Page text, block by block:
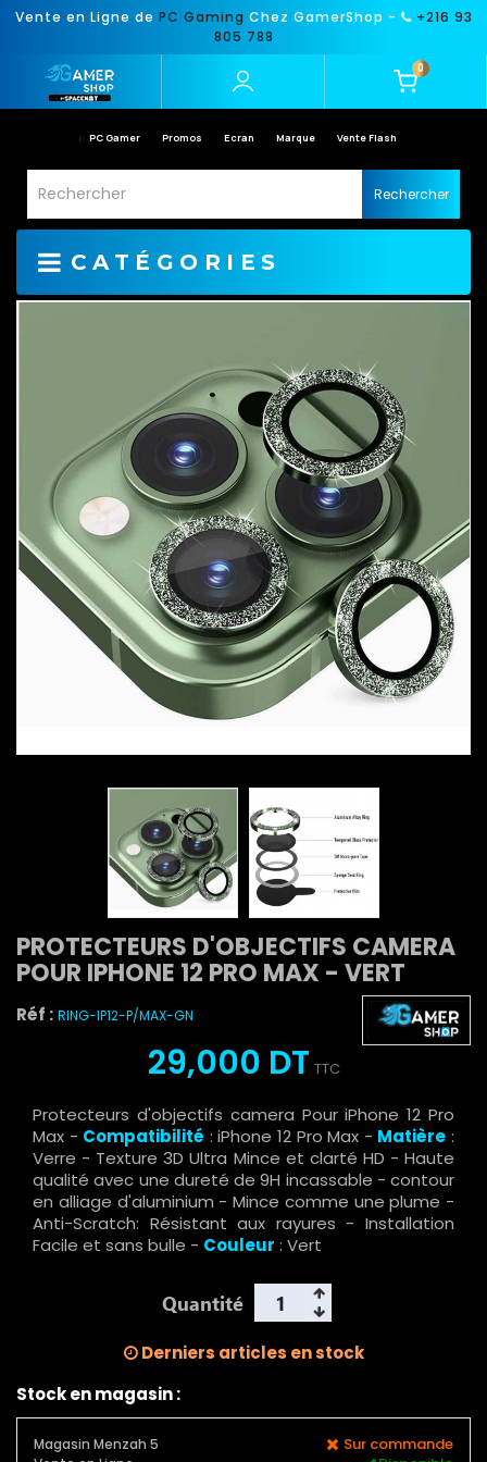
Vente en Ligne de PC Gaming Chez GamerShop -
+216 93
805 788
0
PC Gamer Promos Ecran Marque Vente Flash
Rechercher
CATÉGORIES
PROTECTEURS D'OBJECTIFS CAMERA
POUR IPHONE 12 PRO MAX - VERT
Réf : RING-IP12-P/MAX-GN
29,000 DT TTC
Protecteurs d'objectifs camera Pour iPhone 12 Pro
Max - Compatibilité : iPhone 12 Pro Max - Matière :
Verre - Texture 3D Ultra Mince et clarté HD - Haute
qualité avec une dureté de 9H incassable - contour
en alliage d'aluminium - Mince comme une plume -
Anti-Scratch: Résistant aux rayures - Installation
Facile et sans bulle - Couleur : Vert
Quantité
Derniers articles en stock
Stock en magasin :
Magasin Menzah 5 Sur commande